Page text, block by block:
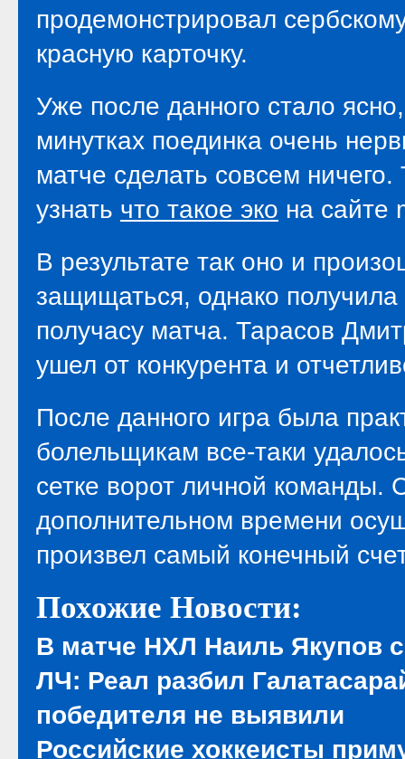
продемонстрировал
красную карточку.
Уже после данного стало
минутках поединка очень
матче сделать совсем
узнать что такое эко на сайте
В результате так оно и
защищаться, однако
получасу матча. Тарасов
ушел от конкурента и
После данного игра была
болельщикам все-таки
сетке ворот личной команды.
дополнительном времени
произвел самый конечный
Похожие Новости:
В матче НХЛ Наиль Якупов
ЛЧ: Реал разбил
победителя не выявили
Российские хоккеисты